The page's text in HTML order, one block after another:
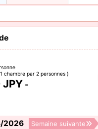
chambre par 2 personnes )
-
2026 Semaine suivante